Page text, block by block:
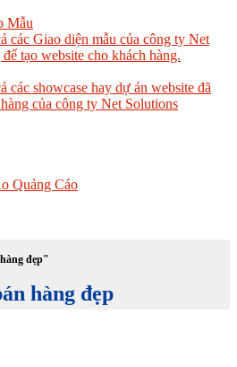
Mẫu
các Giao diện mẫu của công ty Net
tạo website cho khách hàng.
các showcase hay dự án website đã
của công ty Net Solutions
Quảng Cáo
đẹp"
hàng đẹp